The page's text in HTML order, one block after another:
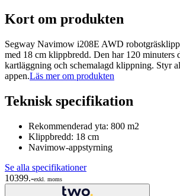
Kort om produkten
Segway Navimow i208E AWD
med 18 cm klippbredd. Den har 120
kartläggning och schemalagd klippning. Styr
appen.Läs mer om produkten
Teknisk specifikation
Rekommenderad yta: 800 m2
Klippbredd: 18 cm
Navimow-appstyrning
Se alla specifikationer
10399.-exkl. moms